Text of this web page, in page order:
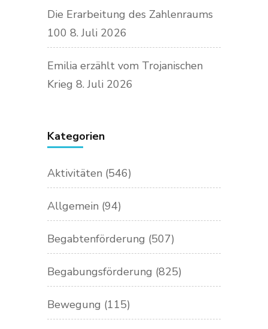
Die Erarbeitung des Zahlenraums
100 8. Juli 2026
Emilia erzählt vom Trojanischen
Krieg 8. Juli 2026
Kategorien
Aktivitäten (546)
Allgemein (94)
Begabtenförderung (507)
Begabungsförderung (825)
Bewegung (115)